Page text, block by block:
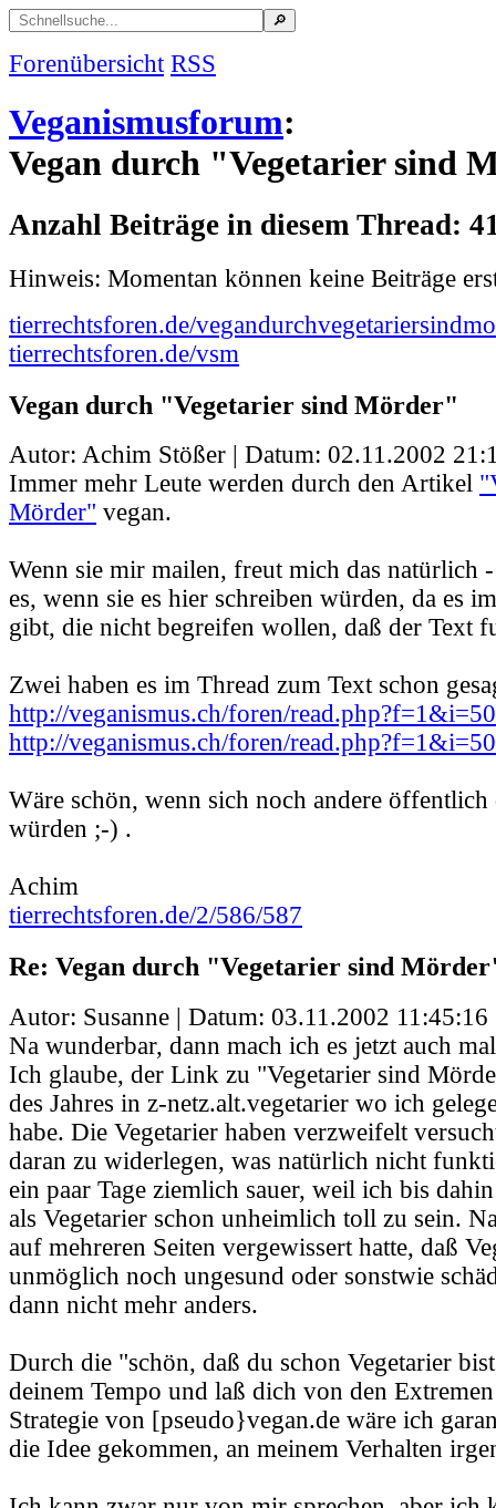
Forenübersicht RSS
Veganismusforum:
Vegan durch "Vegetarier sind
Anzahl Beiträge in diesem Thread:
Hinweis: Momentan können keine Beiträge
tierrechtsforen.de/
tierrechtsforen.de/vsm
Vegan durch "Vegetarier sind Mörder"
Autor: Achim Stößer | Datum: 02.11.2002
Immer mehr Leute werden durch den Artikel
Mörder" vegan.
Wenn sie mir mailen, freut mich das natürlich -
es, wenn sie es hier schreiben würden, da es
gibt, die nicht begreifen wollen, daß der Text
Zwei haben es im Thread zum Text schon
http://veganismus.ch/foren/
http://veganismus.ch/foren/
Wäre schön, wenn sich noch andere öffentlich
würden ;-) .
Achim
tierrechtsforen.de/2/586/587
Re: Vegan durch "Vegetarier sind
Autor: Susanne | Datum: 03.11.2002 11:45:16
Na wunderbar, dann mach ich es jetzt auch
Ich glaube, der Link zu "Vegetarier sind
des Jahres in z-netz.alt.vegetarier wo ich
habe. Die Vegetarier haben verzweifelt
daran zu widerlegen, was natürlich nicht
ein paar Tage ziemlich sauer, weil ich bis
als Vegetarier schon unheimlich toll zu sein.
auf mehreren Seiten vergewissert hatte, daß
unmöglich noch ungesund oder sonstwie
dann nicht mehr anders.
Durch die "schön, daß du schon Vegetarier
deinem Tempo und laß dich von den
Strategie von [pseudo}vegan.de wäre ich
die Idee gekommen, an meinem Verhalten